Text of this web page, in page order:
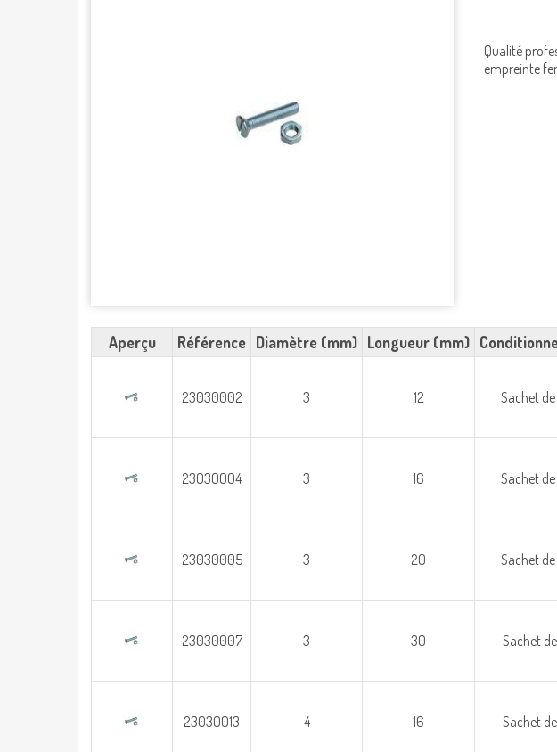
Qualité
empreinte
Aperçu Référence Diamètre (mm) Longueur (mm)
23030002 3 12 Sachet
23030004 3 16 Sachet
23030005 3 20 Sachet
23030007 3 30 Sachet
23030013 4 16 Sachet